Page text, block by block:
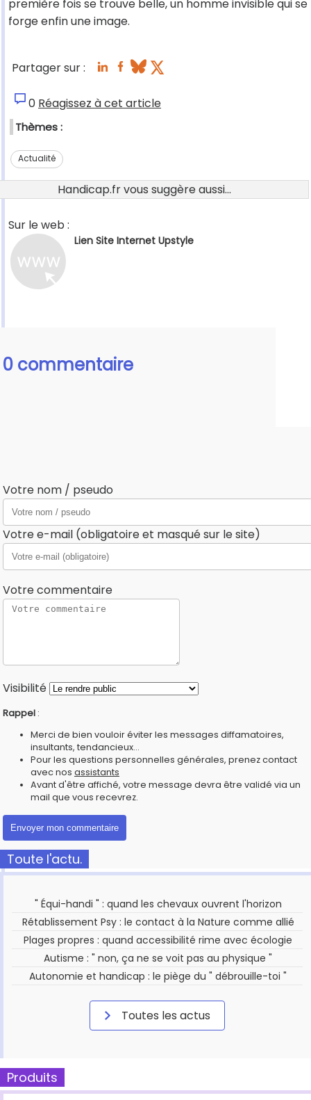
première fois se trouve belle, un homme invisible qui se
forge enfin une image.
Partager sur :
0 Réagissez à cet article
Thèmes :
Actualité
Handicap.fr vous suggère aussi...
Sur le web :
Lien Site Internet Upstyle
0 commentaire
Votre nom / pseudo
Votre e-mail (obligatoire et masqué sur le site)
Votre commentaire
Visibilité
Rappel :
Merci de bien vouloir éviter les messages diffamatoires,
insultants, tendancieux...
Pour les questions personnelles générales, prenez contact
avec nos assistants
Avant d'être affiché, votre message devra être validé via un
mail que vous recevrez.
Toute l'actu.
" Équi-handi " : quand les chevaux ouvrent l'horizon
Rétablissement Psy : le contact à la Nature comme allié
Plages propres : quand accessibilité rime avec écologie
Autisme : " non, ça ne se voit pas au physique "
Autonomie et handicap : le piège du " débrouille-toi "
Toutes les actus
Produits